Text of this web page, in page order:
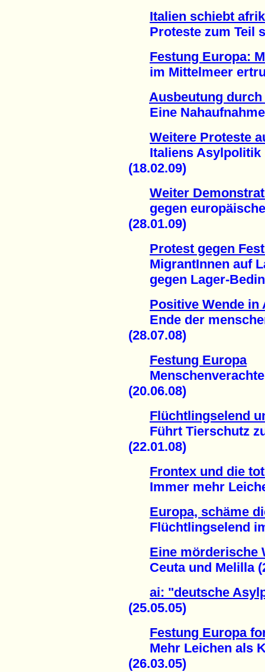
Italien schiebt
Proteste zum Teil
Festung Europa:
im Mittelmeer
Ausbeutung
Eine Nahaufnahme
Weitere Proteste
Italiens Asylpolitik
(18.02.09)
Weiter
gegen
(28.01.09)
Protest gegen
MigrantInnen auf
gegen Lager-
Positive Wende in
Ende der
(28.07.08)
Festung Europa
(20.06.08)
Flüchtlingselend
Führt Tierschutz zu
(22.01.08)
Frontex und die
Immer mehr
Europa, schäme
Flüchtlingselend im
Eine mörderische
Ceuta und Melilla
ai: "deutsche
(25.05.05)
Festung Europa
Mehr Leichen als
(26.03.05)